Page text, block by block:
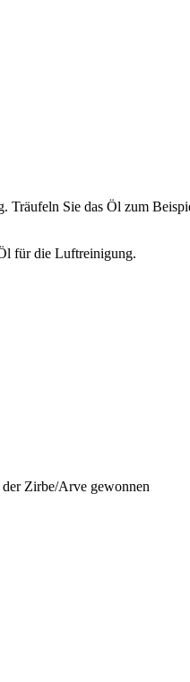
Sie das Öl zum
für die Luftreinigung.
der Zirbe/Arve gewonnen